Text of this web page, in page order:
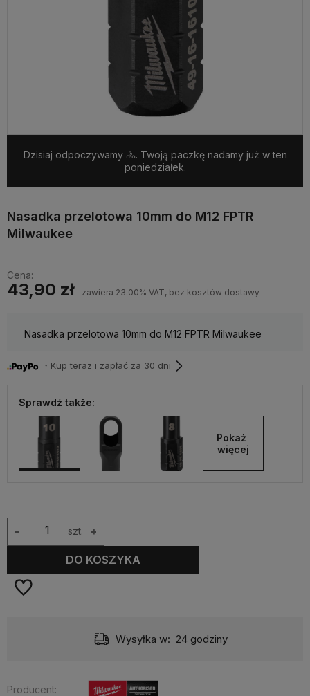
Dzisiaj odpoczywamy 🚴. Twoją paczkę nadamy już w ten
poniedziałek.
Nasadka przelotowa 10mm do M12 FPTR
Milwaukee
Cena:
43,90 zł zawiera 23.00% VAT, bez kosztów dostawy
Nasadka przelotowa 10mm do M12 FPTR Milwaukee
・Kup teraz i zapłać za 30 dni
Sprawdź także:
Pokaż
więcej
szt. +
-
DO KOSZYKA
Wysyłka w: 24 godziny
Producent: